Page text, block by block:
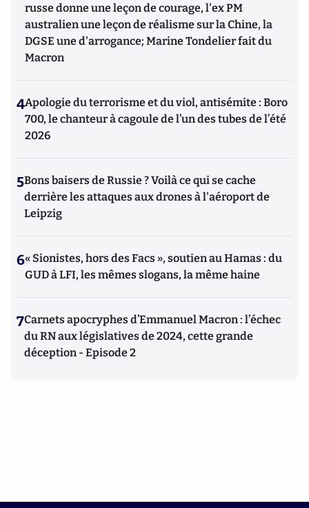
russe donne une leçon de courage, l'ex PM
australien une leçon de réalisme sur la Chine, la
DGSE une d'arrogance; Marine Tondelier fait du
Macron
4Apologie du terrorisme et du viol, antisémite : Boro
700, le chanteur à cagoule de l’un des tubes de l’été
2026
5Bons baisers de Russie ? Voilà ce qui se cache
derrière les attaques aux drones à l'aéroport de
Leipzig
6« Sionistes, hors des Facs », soutien au Hamas : du
GUD à LFI, les mêmes slogans, la même haine
7Carnets apocryphes d’Emmanuel Macron : l’échec
du RN aux législatives de 2024, cette grande
déception - Episode 2